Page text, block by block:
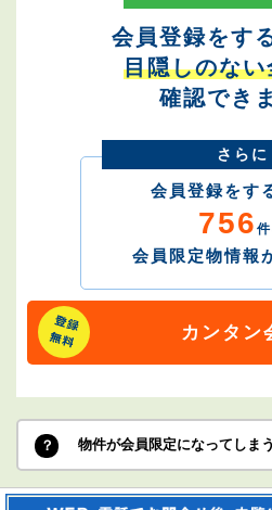
会員登録をす
目隠しのな
確認でき
さらに
会員登録をす
756
会員限定物情報
カンタン
物件が会員限定になってしま